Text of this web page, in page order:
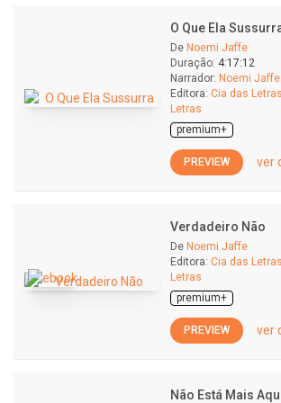
O Que Ela
De Noemi Jaffe
Duração: 4:17:12
Narrador: Noemi Jaffe
Editora: Cia das
Letras
premium+
PREVIEW ver
Verdadeiro Não
De Noemi Jaffe
Editora: Cia das
Letras
premium+
PREVIEW ver
Não Está Mais